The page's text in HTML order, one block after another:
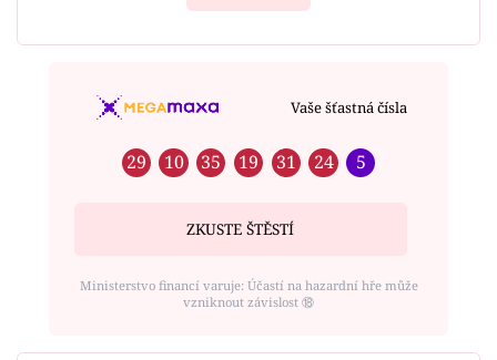
Vaše šťastná čísla
29 10 35 19 31 24 5
ZKUSTE ŠTĚSTÍ
Ministerstvo financí varuje: Účastí na hazardní hře může
vzniknout závislost ⑱